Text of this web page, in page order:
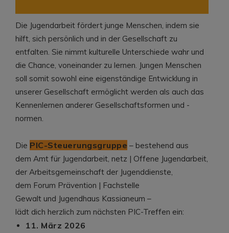
Die Jugendarbeit fördert junge Menschen, indem sie
hilft, sich persönlich und in der Gesellschaft zu
entfalten. Sie nimmt kulturelle Unterschiede wahr und
die Chance, voneinander zu lernen. Jungen Menschen
soll somit sowohl eine eigenständige Entwicklung in
unserer Gesellschaft ermöglicht werden als auch das
Kennenlernen anderer Gesellschaftsformen und -
normen.
Die PIC-Steuerungsgruppe – bestehend aus
dem Amt für Jugendarbeit, netz | Offene Jugendarbeit,
der Arbeitsgemeinschaft der Jugenddienste,
dem Forum Prävention | Fachstelle
Gewalt und Jugendhaus Kassianeum –
lädt dich herzlich zum nächsten PIC-Treffen ein:
11. März 2026